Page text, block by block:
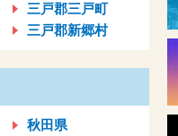
三戸郡三戸町
三戸郡新郷村
秋田県